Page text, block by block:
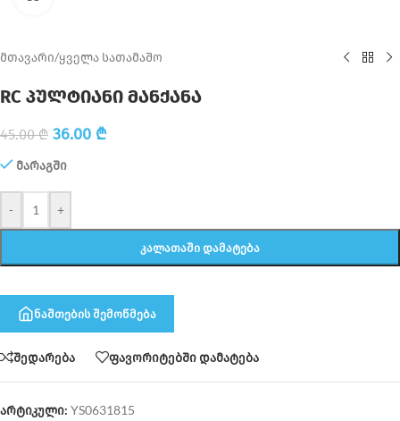
მთავარი/ყველა სათამაშო
RC პულტიანი მანქანა
45.00₾ 36.00 ₾
მარაგში
- +
ᲙᲐᲚᲐᲗᲐᲨᲘ ᲓᲐᲛᲐᲢᲔᲑᲐ
ნაშთების შემოწმება
შედარება ფავორიტებში დამატება
არტიკული: YS0631815